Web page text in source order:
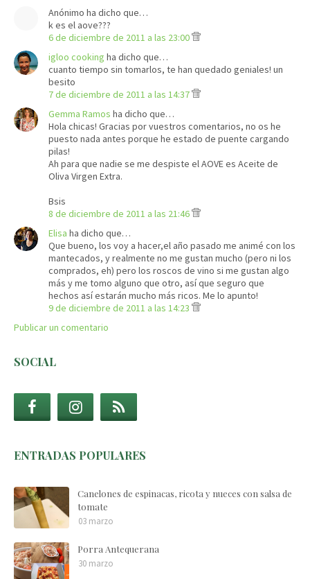
Anónimo ha dicho que…
k es el aove???
6 de diciembre de 2011 a las 23:00
igloo cooking ha dicho que…
cuanto tiempo sin tomarlos, te han quedado geniales! un
besito
7 de diciembre de 2011 a las 14:37
Gemma Ramos ha dicho que…
Hola chicas! Gracias por vuestros comentarios, no os he
puesto nada antes porque he estado de puente cargando
pilas!
Ah para que nadie se me despiste el AOVE es Aceite de
Oliva Virgen Extra.
Bsis
8 de diciembre de 2011 a las 21:46
Elisa ha dicho que…
Que bueno, los voy a hacer,el año pasado me animé con los
mantecados, y realmente no me gustan mucho (pero ni los
comprados, eh) pero los roscos de vino si me gustan algo
más y me tomo alguno que otro, así que seguro que
hechos así estarán mucho más ricos. Me lo apunto!
9 de diciembre de 2011 a las 14:23
Publicar un comentario
SOCIAL
ENTRADAS POPULARES
Canelones de espinacas, ricota y nueces con salsa de
tomate
03 marzo
Porra Antequerana
30 marzo